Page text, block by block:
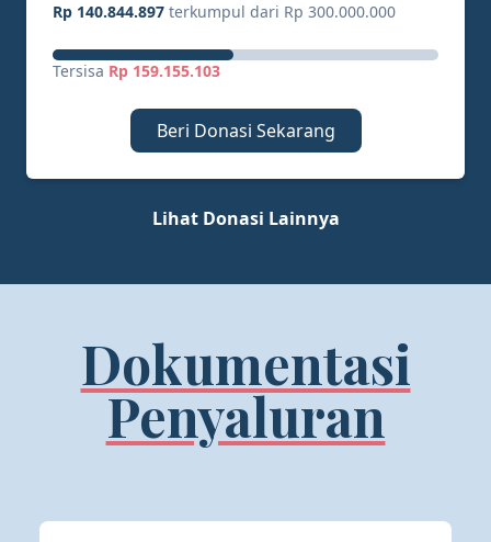
Rp 140.844.897 terkumpul dari Rp 300.000.000
Tersisa Rp 159.155.103
Beri Donasi Sekarang
Lihat Donasi Lainnya
Dokumentasi
Penyaluran